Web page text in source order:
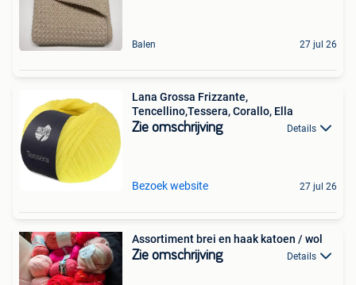
Balen 27 jul 26
Lana Grossa Frizzante,
Tencellino,Tessera, Corallo, Ella
Zie omschrijving Details
Bezoek website 27 jul 26
Assortiment brei en haak katoen / wol
Zie omschrijving Details